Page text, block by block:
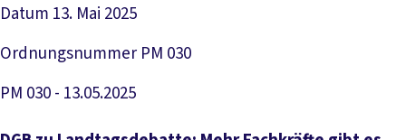
Datum 13. Mai 2025
Ordnungsnummer PM 030
PM 030 - 13.05.2025